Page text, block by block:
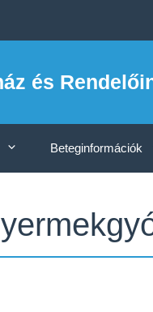
és
Beteginformációk